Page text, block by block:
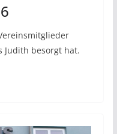
Judith besorgt hat.